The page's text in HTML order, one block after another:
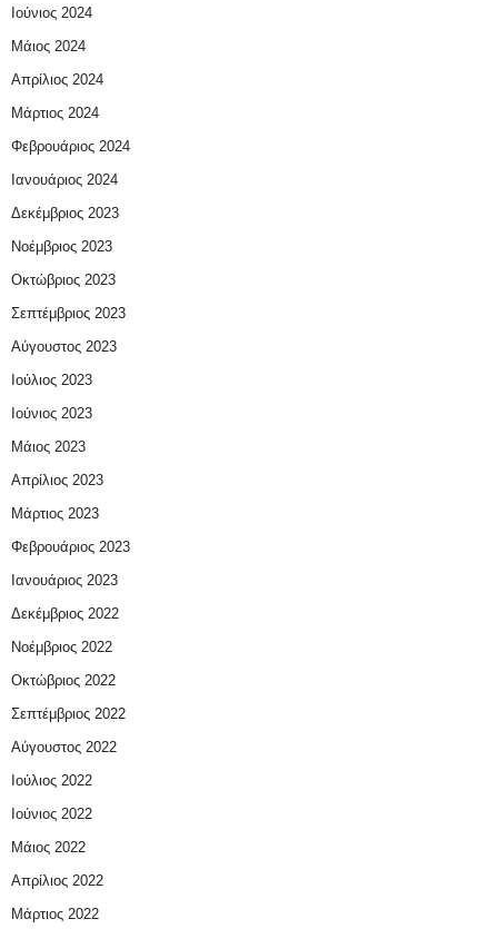
Ιούνιος 2024
Μάιος 2024
Απρίλιος 2024
Μάρτιος 2024
Φεβρουάριος 2024
Ιανουάριος 2024
Δεκέμβριος 2023
Νοέμβριος 2023
Οκτώβριος 2023
Σεπτέμβριος 2023
Αύγουστος 2023
Ιούλιος 2023
Ιούνιος 2023
Μάιος 2023
Απρίλιος 2023
Μάρτιος 2023
Φεβρουάριος 2023
Ιανουάριος 2023
Δεκέμβριος 2022
Νοέμβριος 2022
Οκτώβριος 2022
Σεπτέμβριος 2022
Αύγουστος 2022
Ιούλιος 2022
Ιούνιος 2022
Μάιος 2022
Απρίλιος 2022
Μάρτιος 2022